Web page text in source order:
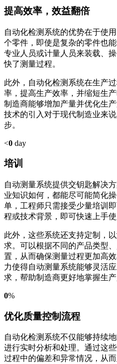
提高效率，效益翻倍
自动化检测系统的优势在于使
个零件，即使是复杂的零件也
专业人员或计量人员来装载、
快了测量过程。
此外，自动化检测系统在生产
率，提高生产效率，并缩短生
制造商能够增加产量并优化生
技术的引入对于现代制造业来
步。
<0 day
培训
自动测量系统提供交钥匙解决
业知识如何，都能尽可能简化
单，工程师只需接受少量培训
程或技术背景，即可快速上手使
此外，这些系统还支持定制，
求。可以根据不同的产品类型
置，从而确保测量过程更加高
力使得自动测量系统能够灵活
求，帮助制造商更好地掌握生产
0%
优化质量控制流程
自动化检测系统不仅能够持续
进行实时分析和处理。通过这
过程中的偏差和异常情况，从